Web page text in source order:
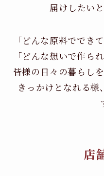
届けしたい
「どんな原料ででき
「どんな想いで作ら
皆様の日々の暮らし
きっかけとなれる様
店